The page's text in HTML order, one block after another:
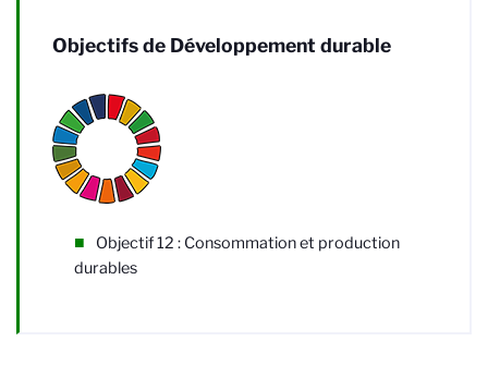
Objectifs de Développement durable
Objectif 12 : Consommation et production
durables